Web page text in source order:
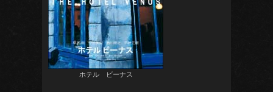
ホテル ビーナス